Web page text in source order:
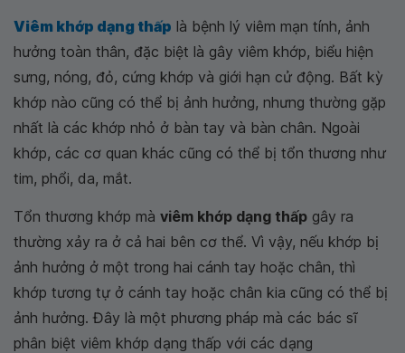
Viêm khớp dạng thấp là bệnh lý viêm mạn tính, ảnh
hưởng toàn thân, đặc biệt là gây viêm khớp, biểu hiện
sưng, nóng, đỏ, cứng khớp và giới hạn cử động. Bất kỳ
khớp nào cũng có thể bị ảnh hưởng, nhưng thường gặp
nhất là các khớp nhỏ ở bàn tay và bàn chân. Ngoài
khớp, các cơ quan khác cũng có thể bị tổn thương như
tim, phổi, da, mắt.
Tổn thương khớp mà viêm khớp dạng thấp gây ra
thường xảy ra ở cả hai bên cơ thể. Vì vậy, nếu khớp bị
ảnh hưởng ở một trong hai cánh tay hoặc chân, thì
khớp tương tự ở cánh tay hoặc chân kia cũng có thể bị
ảnh hưởng. Đây là một phương pháp mà các bác sĩ
phân biệt viêm khớp dạng thấp với các dạng